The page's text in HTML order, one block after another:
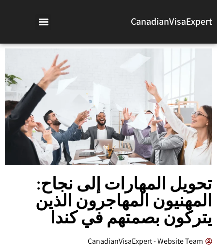
CanadianVisaExpert
تحويل المهارات إلى نجاح:
المهنيون المهاجرون الذين
يتركون بصمتهم في كندا
CanadianVisaExpert - Website Team